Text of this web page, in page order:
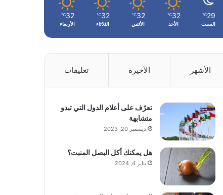
29
℃
السبت
32
℃
الأحد
32
℃
الأثنين
32
℃
الثلاثاء
32
℃
الأربعاء
الأشهر الأخيرة تعليقات
تعرّف على أعلام الدول التي تبدو
متشابهة
ديسمبر 20, 2023
هل يمكنك أكل البصل المنبت؟
يناير 4, 2024